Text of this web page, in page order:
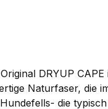
DRYUP
Naturfaser, die
die